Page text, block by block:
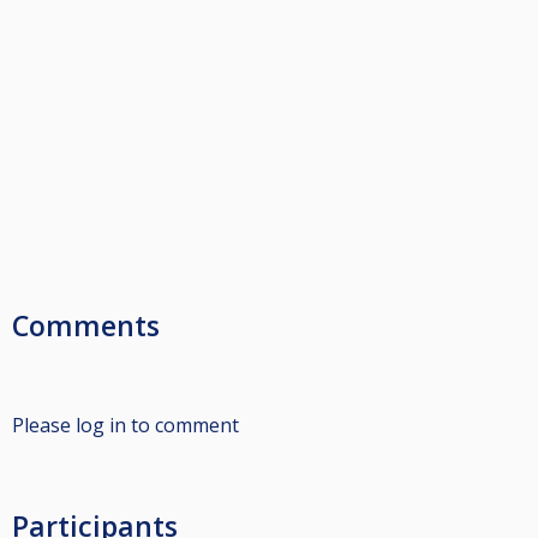
Comments
Please log in to comment
Participants